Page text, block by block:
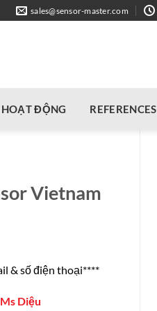
sales@sensor-master.com
HOẠT ĐỘNG REFERENCES
Vietnam
& số điện thoại****
Diệu